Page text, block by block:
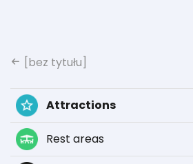
[bez tytułu]
Attractions
Rest areas